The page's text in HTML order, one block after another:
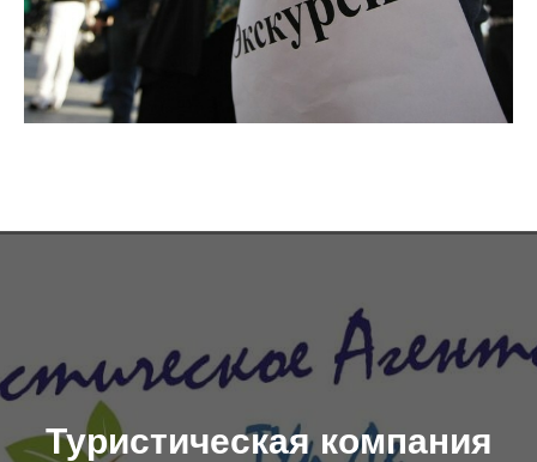
Туристическая компания